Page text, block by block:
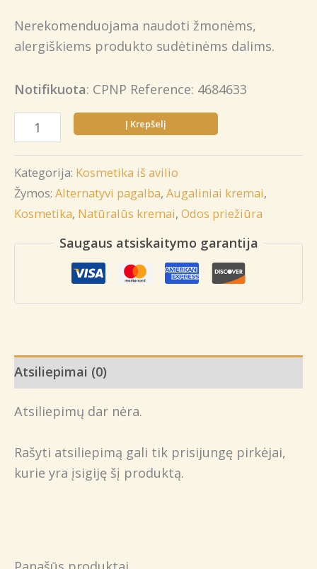
Nerekomenduojama naudoti žmonėms,
alergiškiems produkto sudėtinėms dalims.
Notifikuota: CPNP Reference: 4684633
produkto
kiekis:
„Kaulažolės
tepalas“
Į Krepšelį
Kategorija: Kosmetika iš avilio
Žymos: Alternatyvi pagalba, Augaliniai kremai,
Kosmetika, Natūralūs kremai, Odos priežiūra
Saugaus atsiskaitymo garantija
Atsiliepimai (0)
Atsiliepimų dar nėra.
Rašyti atsiliepimą gali tik prisijungę pirkėjai,
kurie yra įsigiję šį produktą.